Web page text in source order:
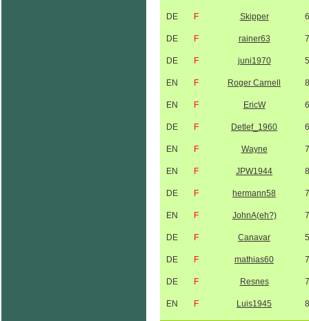
DE F Skipper
DE F rainer63
DE F juni1970
EN F Roger Carnell
EN F EricW
DE F Detlef_1960
EN F Wayne
EN F JPW1944
DE F hermann58
EN F JohnA(eh?)
DE F Canavar
DE F mathias60
DE F Resnes
EN F Luis1945